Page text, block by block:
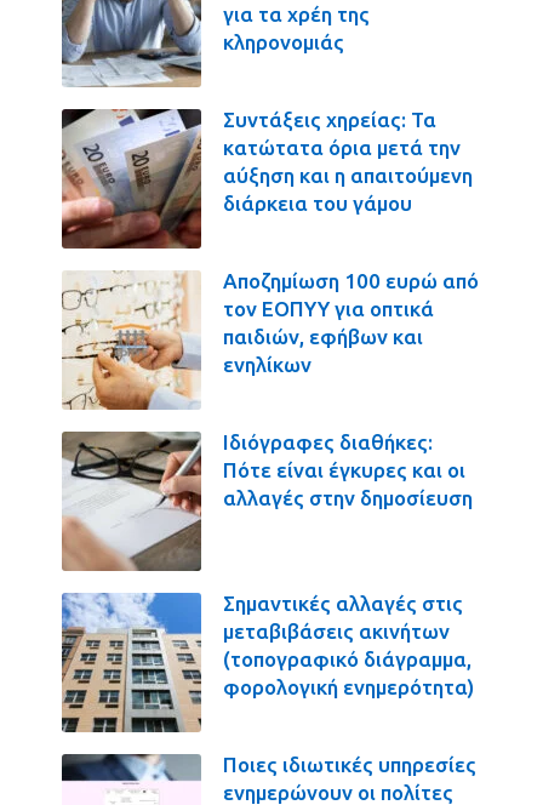
για τα χρέη της
κληρονομιάς
Συντάξεις χηρείας: Τα
κατώτατα όρια μετά την
αύξηση και η απαιτούμενη
διάρκεια του γάμου
Αποζημίωση 100 ευρώ από
τον ΕΟΠΥΥ για οπτικά
παιδιών, εφήβων και
ενηλίκων
Ιδιόγραφες διαθήκες:
Πότε είναι έγκυρες και οι
αλλαγές στην δημοσίευση
Σημαντικές αλλαγές στις
μεταβιβάσεις ακινήτων
(τοπογραφικό διάγραμμα,
φορολογική ενημερότητα)
Ποιες ιδιωτικές υπηρεσίες
ενημερώνουν οι πολίτες